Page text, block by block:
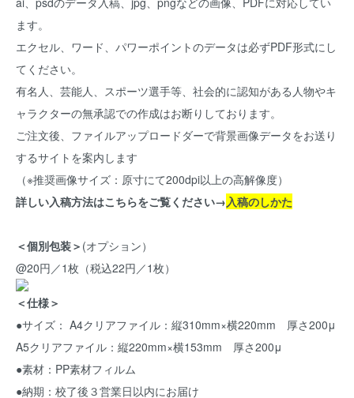
ます。
エクセル、ワード、パワーポイントのデータは必ずPDF形式にし
てください。
有名人、芸能人、スポーツ選手等、社会的に認知がある人物やキ
ャラクターの無承認での作成はお断りしております。
ご注文後、ファイルアップロードダーで背景画像データをお送り
するサイトを案内します
（※推奨画像サイズ：原寸にて200dpi以上の高解像度）
詳しい入稿方法はこちらをご覧ください→ 入稿のしかた
＜個別包装＞ (オプション）
@20円／1枚（税込22円／1枚）
＜仕様＞
●サイズ： A4クリアファイル：縦310mm×横220mm 厚さ200μ
A5クリアファイル：縦220mm×横153mm 厚さ200μ
●素材：PP素材フィルム
●納期：校了後３営業日以内にお届け